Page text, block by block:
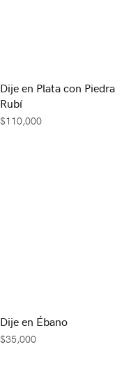
Dije en Plata con Piedra
Rubí
$110,000
Dije en Ébano
$35,000